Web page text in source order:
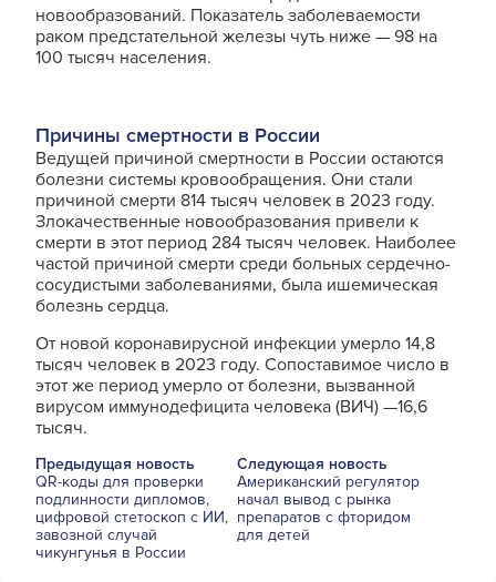
новообразований. Показатель заболеваемости
раком предстательной железы чуть ниже — 98 на
100 тысяч населения.
Причины смертности в России
Ведущей причиной смертности в России остаются
болезни системы кровообращения. Они стали
причиной смерти 814 тысяч человек в 2023 году.
Злокачественные новообразования привели к
смерти в этот период 284 тысяч человек. Наиболее
частой причиной смерти среди больных сердечно-
сосудистыми заболеваниями, была ишемическая
болезнь сердца.
От новой коронавирусной инфекции умерло 14,8
тысяч человек в 2023 году. Сопоставимое число в
этот же период умерло от болезни, вызванной
вирусом иммунодефицита человека (ВИЧ) —16,6
тысяч.
Предыдущая новость
QR-коды для проверки
подлинности дипломов,
цифровой стетоскоп с ИИ,
завозной случай
чикунгунья в России
Следующая новость
Американский регулятор
начал вывод с рынка
препаратов с фторидом
для детей